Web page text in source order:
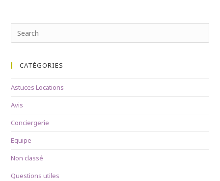
CATÉGORIES
Astuces Locations
Avis
Conciergerie
Equipe
Non classé
Questions utiles